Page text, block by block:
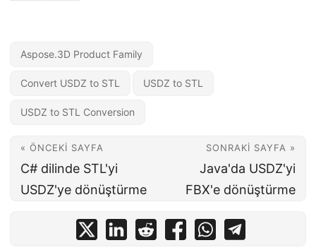
Aspose.3D Product Family
Convert USDZ to STL USDZ to STL
USDZ to STL Conversion
« ÖNCEKI SAYFA
C# dilinde STL'yi
USDZ'ye dönüştürme
SONRAKI SAYFA »
Java'da USDZ'yi
FBX'e dönüştürme